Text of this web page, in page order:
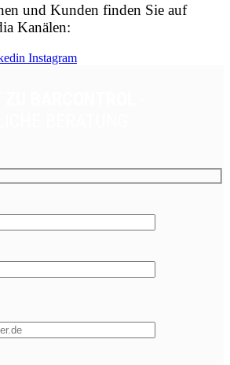
und Kunden finden Sie auf
Kanälen:
Instagram